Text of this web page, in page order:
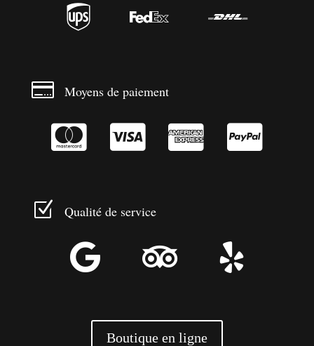
  
 Moyens de paiement
   
Z Qualité de service
  
Boutique en ligne